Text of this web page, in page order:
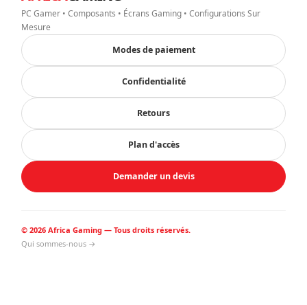
PC Gamer • Composants • Écrans Gaming • Configurations Sur
Mesure
Modes de paiement
Confidentialité
Retours
Plan d'accès
Demander un devis
© 2026 Africa Gaming — Tous droits réservés.
Qui sommes-nous →